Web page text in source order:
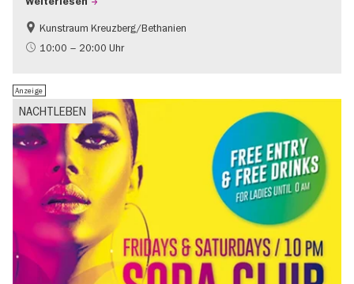
Gratis
International
Kunstraum Kreuzberg/Bethanien
10:00 – 20:00 Uhr
NACHTLEBEN
Anzeige